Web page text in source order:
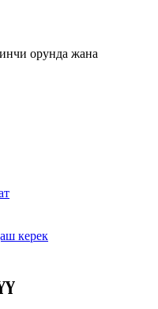
орунда жана
керек